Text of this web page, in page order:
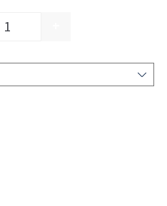
POLO CLASSIC SCANIA